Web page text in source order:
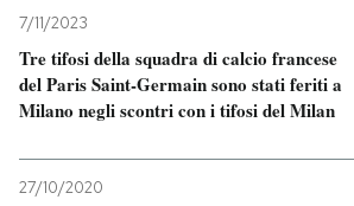
7/11/2023
Tre tifosi della squadra di calcio francese
del Paris Saint-Germain sono stati feriti a
Milano negli scontri con i tifosi del Milan
27/10/2020